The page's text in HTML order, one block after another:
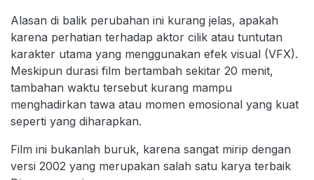
Alasan di balik perubahan ini kurang jelas, apakah
karena perhatian terhadap aktor cilik atau tuntutan
karakter utama yang menggunakan efek visual (VFX).
Meskipun durasi film bertambah sekitar 20 menit,
tambahan waktu tersebut kurang mampu
menghadirkan tawa atau momen emosional yang kuat
seperti yang diharapkan.
Film ini bukanlah buruk, karena sangat mirip dengan
versi 2002 yang merupakan salah satu karya terbaik